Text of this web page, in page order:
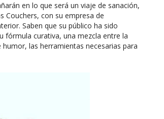
en lo que será un viaje de sanación,
Couchers, con su empresa de
Saben que su público ha sido
fórmula curativa, una mezcla entre la
las herramientas necesarias para